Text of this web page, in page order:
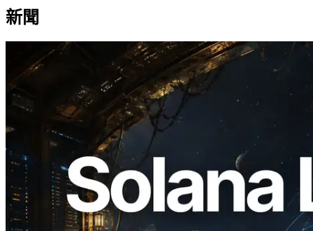
新聞
2026.08.05